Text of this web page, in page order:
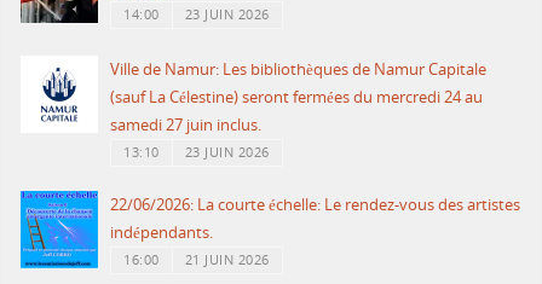
14:00 23 JUIN 2026
Ville de Namur: Les bibliothèques de Namur Capitale
(sauf La Célestine) seront fermées du mercredi 24 au
samedi 27 juin inclus.
13:10 23 JUIN 2026
22/06/2026: La courte échelle: Le rendez-vous des artistes
indépendants.
16:00 21 JUIN 2026